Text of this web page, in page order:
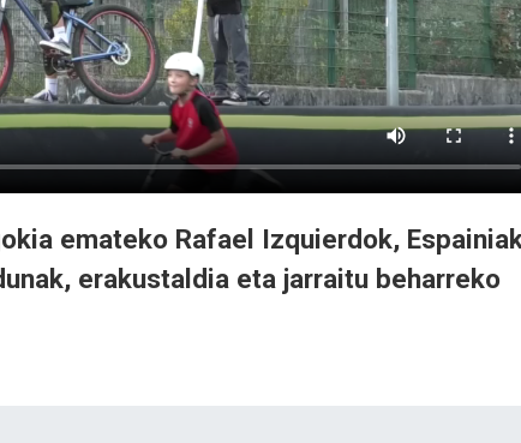
emateko Rafael Izquierdok,
erakustaldia eta jarraitu beharreko